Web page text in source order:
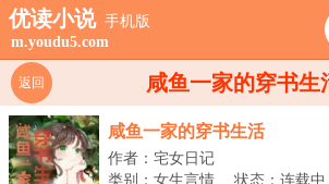
优读小说 手机版
m.youdu5.com
咸鱼一家的穿书生
返回
咸鱼一家的穿书生活
作者：宅女日记
类别：女生言情
状态：连载中